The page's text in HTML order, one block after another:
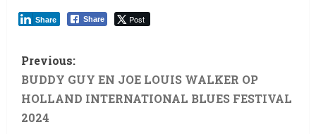
Share Post
Share
Previous:
BUDDY GUY EN JOE LOUIS WALKER OP
HOLLAND INTERNATIONAL BLUES FESTIVAL
2024